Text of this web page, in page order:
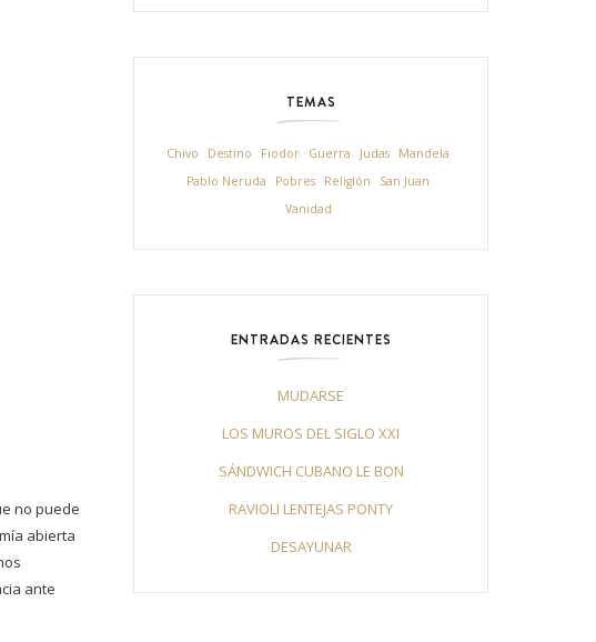
no puede
abierta
ante
TEMAS
Chivo Destino Fiodor Guerra Judas
Mandela
Pablo Neruda
Pobres Religión
San Juan
Vanidad
ENTRADAS RECIENTES
MUDARSE
LOS MUROS DEL SIGLO XXI
SÁNDWICH CUBANO LE BON
RAVIOLI LENTEJAS PONTY
DESAYUNAR